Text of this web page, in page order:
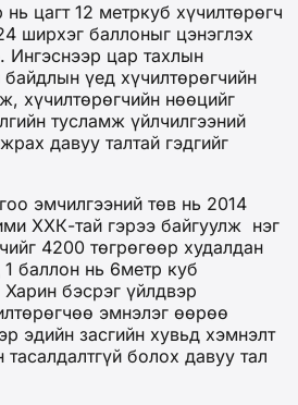
12 метркуб хүчилтөрөгч
ширхэг баллоныг цэнэглэх
Ингэснээр цар тахлын
үед хүчилтөрөгчийн
хүчилтөрөгчийн нөөцийг
тусламж үйлчилгээний
давуу талтай гэдгийг
эмчилгээний төв нь 2014
ХХК-тай гэрээ байгуулж нэг
4200 төгрөгөөр худалдан
баллон нь 6метр куб
бэсрэг үйлдвэр
эмнэлэг өөрөө
эдийн засгийн хувьд хэмнэлт
тасалдалтгүй болох давуу тал